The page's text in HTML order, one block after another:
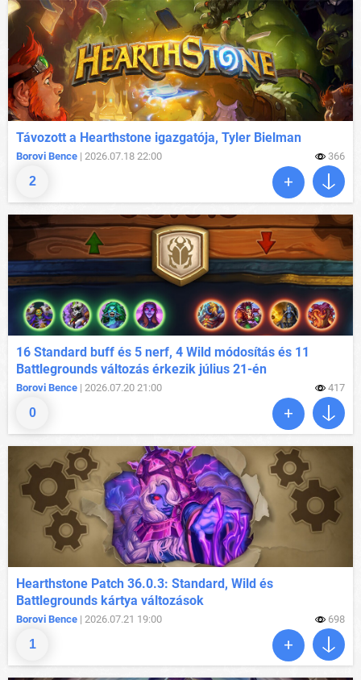
2
Távozott a Hearthstone igazgatója, Tyler Bielman
Borovi Bence | 2026.07.18 22:00 366
0
16 Standard buff és 5 nerf, 4 Wild módosítás és 11
Battlegrounds változás érkezik július 21-én
Borovi Bence | 2026.07.20 21:00 417
1
Hearthstone Patch 36.0.3: Standard, Wild és
Battlegrounds kártya változások
Borovi Bence | 2026.07.21 19:00 698